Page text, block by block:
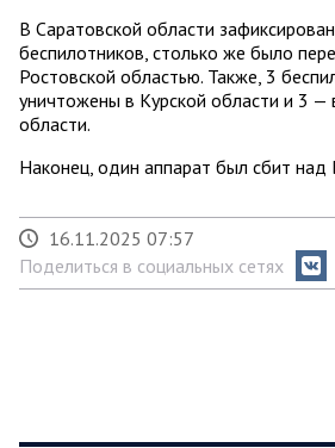
В Саратовской области
беспилотников, столько же было
Ростовской областью. Также, 3
уничтожены в Курской области и 3 —
области.
Наконец, один аппарат был сбит над
16.11.2025 07:57
Поделиться в социальных сетях